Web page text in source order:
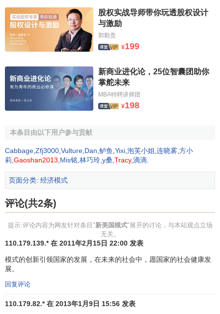
斯认为，“资本主义市场并不先天具备自动调节供给与需求 的
机制，一定程度的、以需求为导向的、
干预行为是解决问题的方法。”凯恩斯反对
然失业率
”理论，主张充分就业，“充分就业如同修复病牙的牙
未能使罗斯福改变对私人 企业制度的信仰，但大萧条的严酷
现实使其接受了凯恩斯主义理论，他相信“联邦政府应该在市
场无所作为时采取行动，某种程度的政府计划对于刺激
是必要的”。同时，他也敏锐地意识到就业是经济的基本
府必须介入劳工就业市场” 的结论。在凯恩斯主义理论和罗斯
充分就业和刺激有效需求为特点的“罗斯福秩序时代”模式终于
广泛地影响了西欧资本主义国家。社会保障体系的普遍建立
《社会保险法》，英、德、瑞典等国在战后相继宣布建成
在劳工运动并不发达的美国，工人在“新政”期间的人会率从
9％跃至34％；在西欧，德国、瑞典、荷兰等国的
会政治生活的重要角色，实行了工人与 资本家 同参与
企业管
理
系相对和谐、社会相对稳定的时期，史学家称之为资本主义
股权实战导师带你玩透股权设计
与激励
郭勤贵
¥199
新商业进化论，25位智囊团助你
掌舵未来
MBA特聘讲师团
¥198
本条目由以下用户参与贡献
Cabbage Zfj3000 Vulture Dan 鲈鱼 Yixi 泡芙小姐 连晓雾 方小
莉 Gaoshan2013 Mis铭 林巧玲 y桑 Tracy,滴滴
页面分类: 经济模式
评论(共2条)
提示:评论内容为网友针对条目"新美国模式"展开的讨论，与本站观点立场
无关。
110.179.139.* 在 2011年2月15日 22:00 发表
模式的创新引领国家的发展，在未来的社会中，愿国家的社会健康发
展。
回复评论
110.179.82.* 在 2013年1月9日 15:56 发表